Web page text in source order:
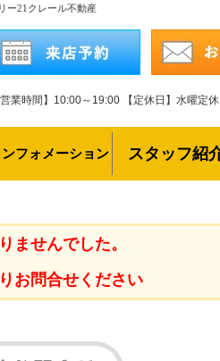
ー21クレール不動産
営業時間】10:00～19:00 【定休日】水曜定休
ンフォメーション スタッフ紹
ませんでした。
お問合せください